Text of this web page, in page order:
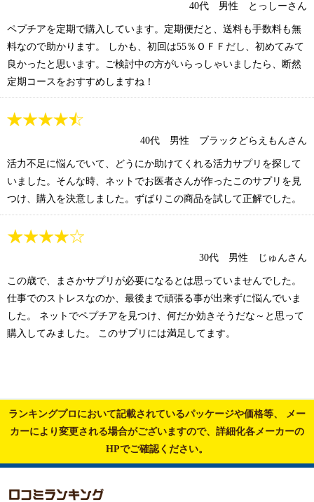
40代 男性 とっしーさん
ペプチアを定期で購入しています。定期便だと、送料も手数料も無
料なので助かります。 しかも、初回は55％ＯＦＦだし、初めてみて
良かったと思います。ご検討中の方がいらっしゃいましたら、断然
定期コースをおすすめしますね！
40代 男性 ブラックどらえもんさん
活力不足に悩んでいて、どうにか助けてくれる活力サプリを探して
いました。そんな時、ネットでお医者さんが作ったこのサプリを見
つけ、購入を決意しました。ずばりこの商品を試して正解でした。
30代 男性 じゅんさん
この歳で、まさかサプリが必要になるとは思っていませんでした。
仕事でのストレスなのか、最後まで頑張る事が出来ずに悩んでいま
した。 ネットでペプチアを見つけ、何だか効きそうだな～と思って
購入してみました。 このサプリには満足してます。
ランキングプロにおいて記載されているパッケージや価格等、
メー
カーにより変更される場合がございますので、詳細化各メーカーの
HPでご確認ください。